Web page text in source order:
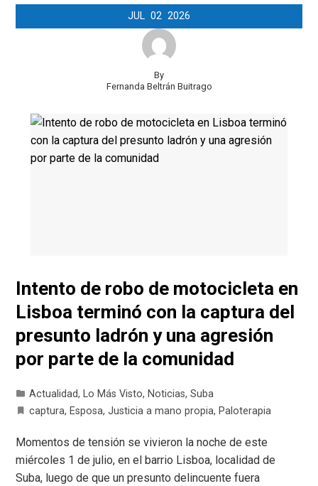
JUL 02 2026
By
Fernanda Beltrán Buitrago
Intento de robo de motocicleta en
Lisboa terminó con la captura del
presunto ladrón y una agresión
por parte de la comunidad
Actualidad, Lo Más Visto, Noticias,Suba
captura, Esposa,Justicia a mano propia, Paloterapia
Momentos de tensión se vivieron la noche de este
miércoles 1 de julio, en el barrio Lisboa, localidad de
Suba, luego de que un presunto delincuente fuera